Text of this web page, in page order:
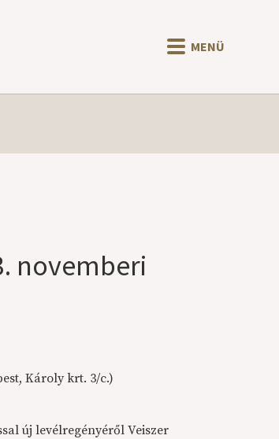
MENÜ
novemberi
Károly krt. 3/c.)
új levélregényéről Veiszer